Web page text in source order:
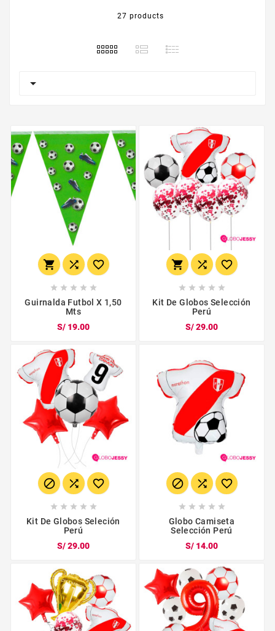
27 products

  
    
Guirnalda Futbol X 1,50
Mts
S/ 19.00
  
    
Kit De Globos Selección
Perú
S/ 29.00
  
    
Kit De Globos Seleción
Perú
S/ 29.00
  
    
Globo Camiseta
Selección Perú
S/ 14.00